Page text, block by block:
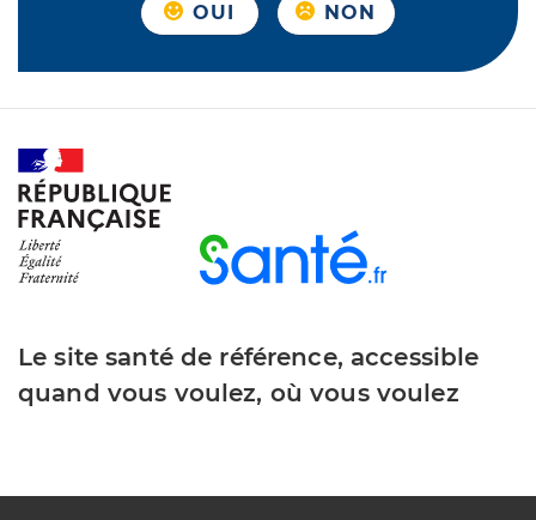
OUI NON
Le site santé de référence, accessible
quand vous voulez, où vous voulez